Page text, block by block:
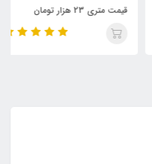
قیمت متری 23 هزار تومان